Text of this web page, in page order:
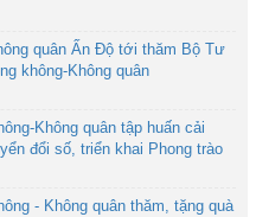
quân Ấn Độ tới thăm Bộ Tư
không-Không quân
Không quân tập huấn cải
đổi số, triển khai Phong trào
- Không quân thăm, tặng quà